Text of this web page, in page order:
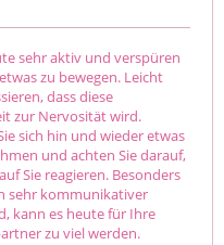
sehr aktiv und verspüren
zu bewegen. Leicht
dass diese
zur Nervosität wird.
sich hin und wieder etwas
und achten Sie darauf,
Sie reagieren. Besonders
sehr kommunikativer
kann es heute für Ihre
zu viel werden.